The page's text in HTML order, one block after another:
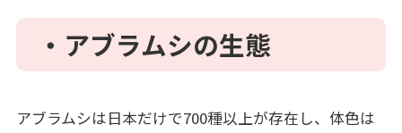
・アブラムシの生態
アブラムシは日本だけで700種以上が存在し、体色は